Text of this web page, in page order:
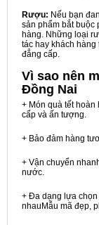
Rượu: Nếu bạn
sản phẩm bắt buộc
hàng. Những loại
tác hay khách
đẳng cấp.
Vì sao nên
Đồng Nai
+ Món quà tết
cấp và ấn tượng.
+ Bảo đảm hàng
+ Vận chuyển
nước.
+ Đa dạng lựa
nhauMẫu mã đẹp,